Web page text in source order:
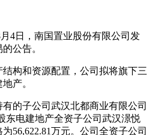
4日，南国置业股份有限公司发
公告。
构和资源配置，公司拟将旗下三
产。
子公司武汉北都商业有限公司
东电建地产全资子公司武汉澋悦
56,622.81万元。公司全资子公司